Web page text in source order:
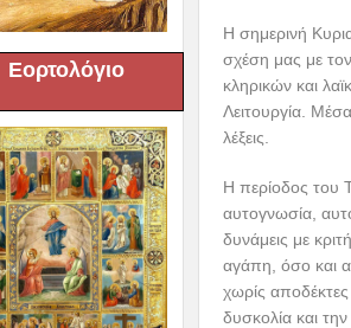
Εορτολόγιο
Η σημερινή
σχέση μας με
κληρικών και
Λειτουργία.
λέξεις.
Η περίοδος του
αυτογνωσία,
δυνάμεις με
αγάπη, όσο και
χωρίς
δυσκολία και